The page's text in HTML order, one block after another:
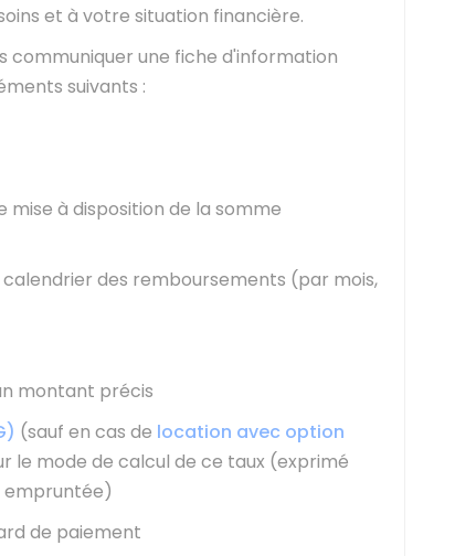
et à votre situation financière.
communiquer une fiche d'information
suivants :
à disposition de la somme
des remboursements (par mois,
montant précis
(sauf en cas de location avec option
le mode de calcul de ce taux (exprimé
empruntée)
de paiement